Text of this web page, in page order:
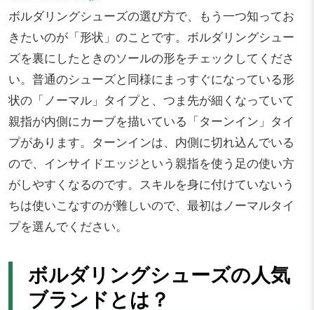
ボルダリングシューズの選び方で、もう一つ知ってお
きたいのが「形状」のことです。ボルダリングシュー
ズを裏にしたときのソールの形をチェックしてくださ
い。普通のシューズと同様にまっすぐになっている形
状の「ノーマル」タイプと、つま先が細くなっていて
親指が内側にカーブを描いている「ターンイン」タイ
プがあります。ターンインは、内側に切れ込んでいる
ので、インサイドエッジという親指を使う足の使い方
がしやすくなるのです。スキルを身に付けていないう
ちは使いこなすのが難しいので、最初はノーマルタイ
プを選んでください。
ボルダリングシューズの人気
ブランドとは？